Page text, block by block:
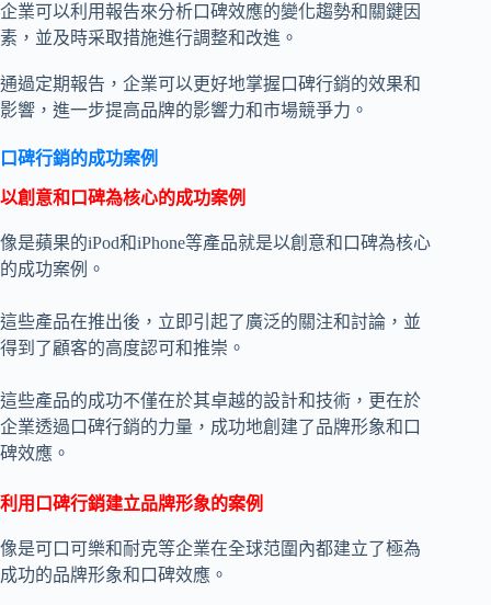
企業可以利用報告來分析口碑效應的變化趨勢和關鍵因
素，並及時采取措施進行調整和改進。
通過定期報告，企業可以更好地掌握口碑行銷的效果和
影響，進一步提高品牌的影響力和市場競爭力。
口碑行銷的成功案例
以創意和口碑為核心的成功案例
像是蘋果的iPod和iPhone等產品就是以創意和口碑為核心
的成功案例。
這些產品在推出後，立即引起了廣泛的關注和討論，並
得到了顧客的高度認可和推崇。
這些產品的成功不僅在於其卓越的設計和技術，更在於
企業透過口碑行銷的力量，成功地創建了品牌形象和口
碑效應。
利用口碑行銷建立品牌形象的案例
像是可口可樂和耐克等企業在全球范圍內都建立了極為
成功的品牌形象和口碑效應。